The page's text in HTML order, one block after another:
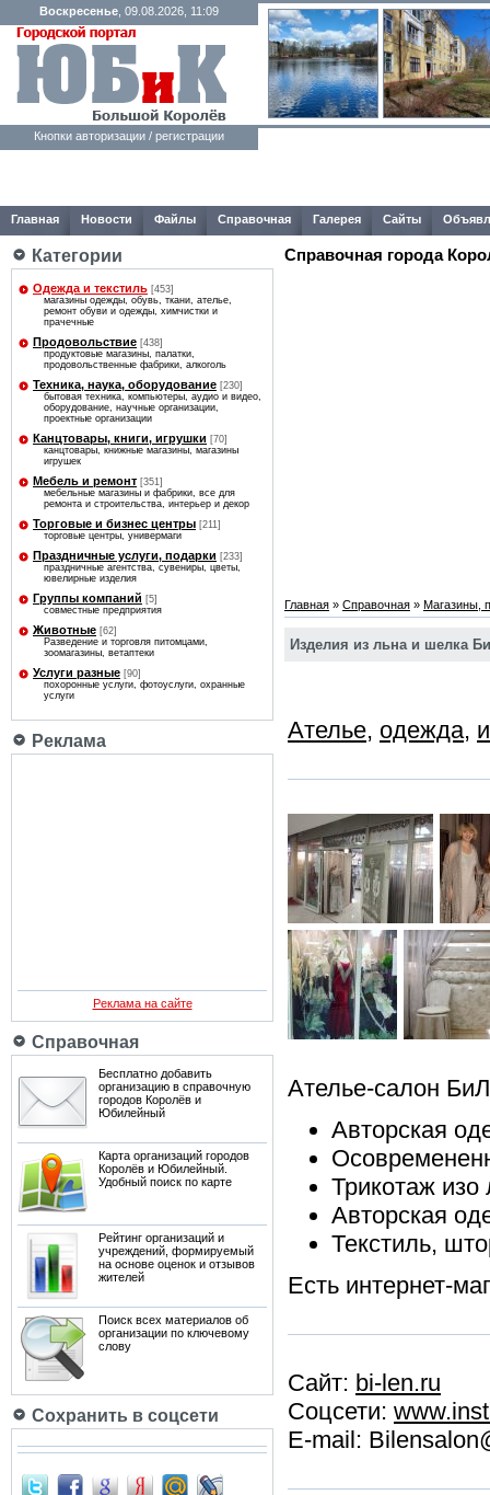
Воскресенье , 09.08.2026, 11:09
Кнопки авторизации / регистрации
Главная Новости Файлы Справочная Галерея Сайты
Категории
Одежда и текстиль [453]
магазины одежды, обувь, ткани, ателье,
ремонт обуви и одежды, химчистки и
прачечные
Продовольствие [438]
продуктовые магазины, палатки,
продовольственные фабрики, алкоголь
Техника, наука, оборудование [230]
бытовая техника, компьютеры, аудио и видео,
оборудование, научные организации,
проектные организации
Канцтовары, книги, игрушки [70]
канцтовары, книжные магазины, магазины
игрушек
Мебель и ремонт [351]
мебельные магазины и фабрики, все для
ремонта и строительства, интерьер и декор
Торговые и бизнес центры [211]
торговые центры, универмаги
Праздничные услуги, подарки [233]
праздничные агентства, сувениры, цветы,
ювелирные изделия
Группы компаний [5]
совместные предприятия
Животные [62]
Разведение и торговля питомцами,
зоомагазины, ветаптеки
Услуги разные [90]
похоронные услуги, фотоуслуги, охранные
услуги
Реклама
Реклама на сайте
Справочная
Бесплатно добавить
организацию в справочную
городов Королёв и
Юбилейный
Карта организаций городов
Королёв и Юбилейный.
Удобный поиск по карте
Рейтинг организаций и
учреждений, формируемый
на основе оценок и отзывов
жителей
Поиск всех материалов об
организации по ключевому
слову
Сохранить в соцсети
Справочная города
Главная » Справочная » Магазины,
Изделия из льна и шелка
Ателье, одежда,
Ателье-салон
Авторская
Трикотаж изо
Авторская
Текстиль,
Есть интернет-
Сайт: bi-len.ru
Соцсети:
E-mail: